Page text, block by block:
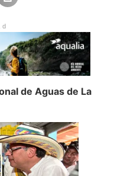
de Aguas de La